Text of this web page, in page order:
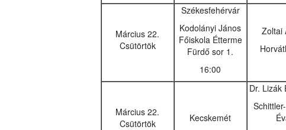
Március 22.
Csütörtök
Székesfehérvár
Kodolányi János
Főiskola Étterme
Fürdő sor 1.
16:00
Zoltai
Március 22.
Csütörtök
Kecskemét
Dr. Lizák